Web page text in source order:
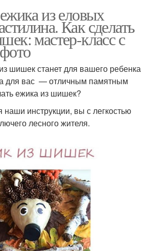
из еловых
Как сделать
мастер-класс с
шишек станет для вашего ребенка
для вас — отличным памятным
ежика из шишек?
инструкции, вы с легкостью
лесного жителя.